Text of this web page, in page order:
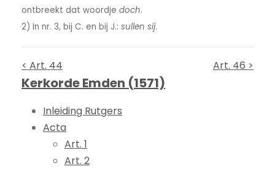
ontbreekt dat woordje doch.
2) In nr. 3, bij C. en bij J.: sullen sij.
< Art. 44 Art. 46 >
Kerkorde Emden (1571)
Inleiding Rutgers
Acta
Art. 1
Art. 2